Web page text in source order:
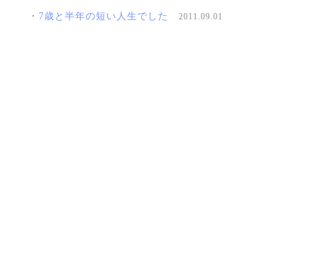
・ 7歳と半年の短い人生でした 2011.09.01